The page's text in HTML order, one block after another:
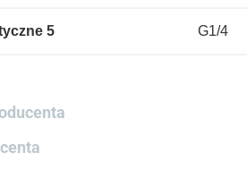
5 G1/4